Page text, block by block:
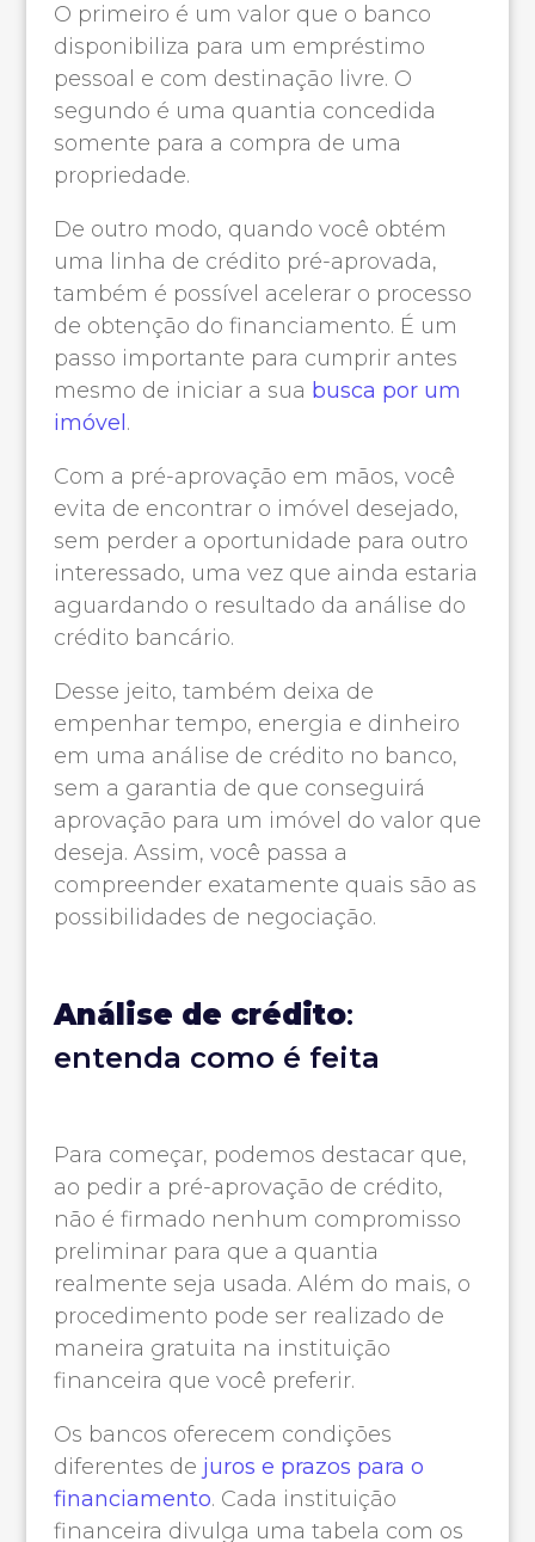
O primeiro é um valor que o banco
disponibiliza para um empréstimo
pessoal e com destinação livre. O
segundo é uma quantia concedida
somente para a compra de uma
propriedade.
De outro modo, quando você obtém
uma linha de crédito pré-aprovada,
também é possível acelerar o processo
de obtenção do financiamento. É um
passo importante para cumprir antes
mesmo de iniciar a sua busca por um
imóvel .
Com a pré-aprovação em mãos, você
evita de encontrar o imóvel desejado,
sem perder a oportunidade para outro
interessado, uma vez que ainda estaria
aguardando o resultado da análise do
crédito bancário.
Desse jeito, também deixa de
empenhar tempo, energia e dinheiro
em uma análise de crédito no banco,
sem a garantia de que conseguirá
aprovação para um imóvel do valor que
deseja. Assim, você passa a
compreender exatamente quais são as
possibilidades de negociação.
Análise de crédito:
entenda como é feita
Para começar, podemos destacar que,
ao pedir a pré-aprovação de crédito,
não é firmado nenhum compromisso
preliminar para que a quantia
realmente seja usada. Além do mais, o
procedimento pode ser realizado de
maneira gratuita na instituição
financeira que você preferir.
Os bancos oferecem condições
diferentes de juros e prazos para o
financiamento. Cada instituição
financeira divulga uma tabela com os